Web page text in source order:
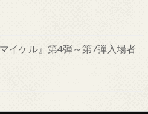
イケル』第4弾～第7弾入場者